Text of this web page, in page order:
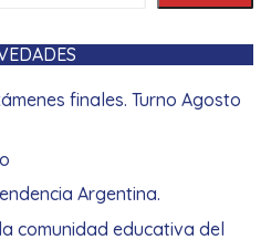
finales. Turno Agosto
Argentina.
comunidad educativa del